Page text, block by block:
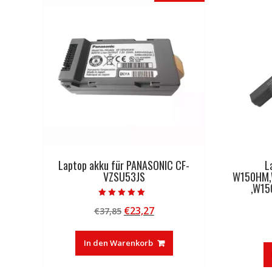
Laptop akku für PANASONIC CF-
VZSU53JS
5.00
von 5
€37,85 Ursprünglicher
war:
€37,85
€23,27Aktueller
ist:
€23,27.
In den Warenkorb